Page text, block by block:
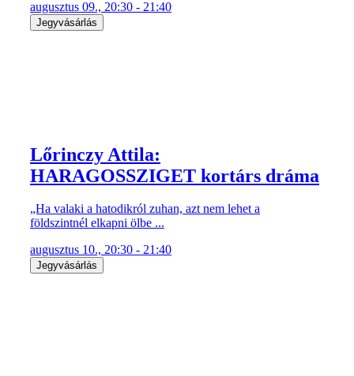
augusztus 09., 20:30 - 21:40
Jegyvásárlás
Lőrinczy Attila:
HARAGOSSZIGET kortárs dráma
„Ha valaki a hatodikról zuhan, azt nem lehet a
földszintnél elkapni ölbe ...
augusztus 10., 20:30 - 21:40
Jegyvásárlás